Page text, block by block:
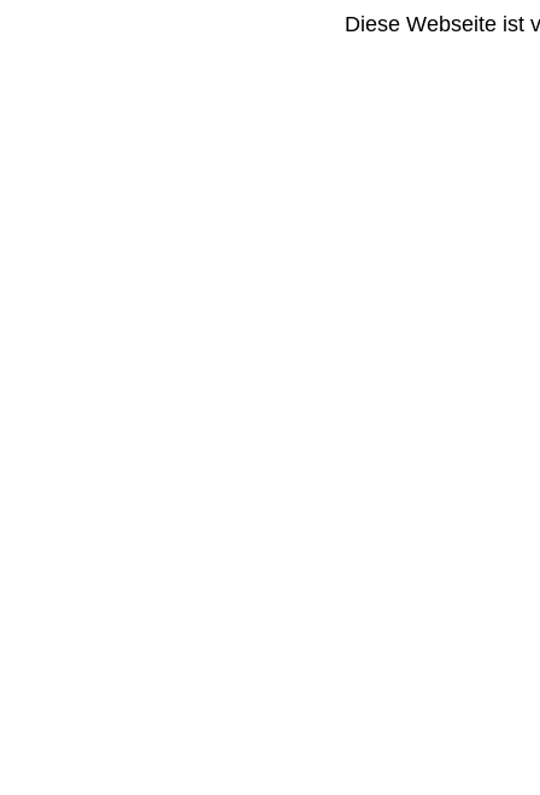
Diese Webseite ist